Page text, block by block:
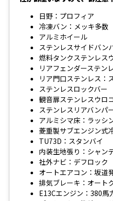
日野：プロフィア
冷凍バン：メッキ多数
アルミホイール
ステンレスサイドバン
燃料タンクステンレ
リアフェンダーステン
リア門口ステンレス：
ステンレスロックバ
観音扉ステンレスウロ
ステンレスリアバンパ
アルミシマ床：ラッシ
菱重製サブエンジン式
TU73D：スタンバイ
内装生地張り：シャン
社外ナビ：デフロック
オートエアコン：坂道
排気ブレーキ：オート
E13Cエンジン：380馬